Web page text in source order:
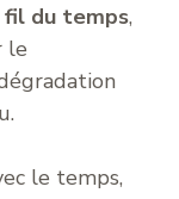
du temps,
le
le temps,